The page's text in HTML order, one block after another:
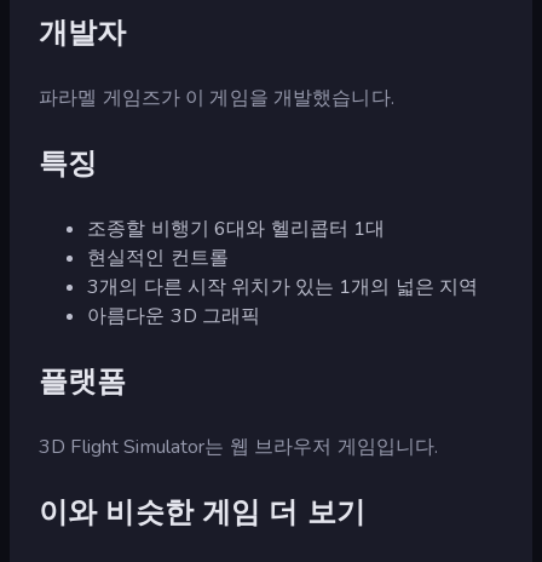
개발자
파라멜 게임즈가 이 게임을 개발했습니다.
특징
조종할 비행기 6대와 헬리콥터 1대
현실적인 컨트롤
3개의 다른 시작 위치가 있는 1개의 넓은 지역
아름다운 3D 그래픽
플랫폼
3D Flight Simulator는 웹 브라우저 게임입니다.
이와 비슷한 게임 더 보기